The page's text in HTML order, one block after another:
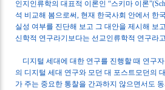
인지인류학의 대표적 이론인 “스키마 이론”
석 비교해 봄으로써, 현재 한국사회 안에서 한
실성 여부를 진단해 보고 그 대안을 제시해 보
신학적 연구라기보다는 선교인류학적 연구라
디지털 세대에 대한 연구를 진행할 때 연구
의 디지털 세대 연구와 모던 대 포스트모던의
가 주는 중요한 통찰을 간과하지 않으면서도